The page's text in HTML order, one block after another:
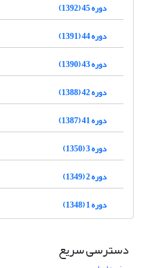
دوره 45 (1392)
دوره 44 (1391)
دوره 43 (1390)
دوره 42 (1388)
دوره 41 (1387)
دوره 3 (1350)
دوره 2 (1349)
دوره 1 (1348)
دسترسی سریع